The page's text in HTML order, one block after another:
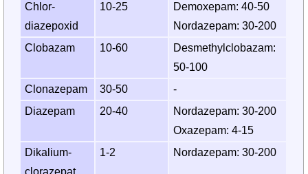
Chlor­
diazepoxid
10-25
Demoxepam: 40‑50
Nordazepam: 30‑200
Clobazam
10-60
Desmethyl­clobazam:
50‑100
Clonazepam
30‑50
-
Diazepam
20-40
Nordazepam: 30‑200
Oxazepam: 4-15
Dikalium­
1-2 Nordazepam: 30‑200